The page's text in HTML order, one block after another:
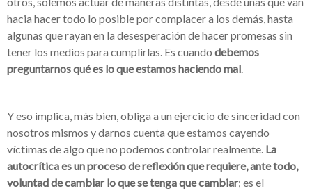
hacia hacer todo lo posible por complacer a los demás, hasta
algunas que rayan en la desesperación de hacer promesas sin
tener los medios para cumplirlas. Es cuando debemos
preguntarnos qué es lo que estamos haciendo mal
Y eso implica, más bien, obliga a un ejercicio de sinceridad con
nosotros mismos y darnos cuenta que estamos cayendo
víctimas de algo que no podemos controlar realmente. La
autocrítica es un proceso de reflexión que requiere, ante todo,
voluntad de cambiar lo que se tenga que cambiar; es el